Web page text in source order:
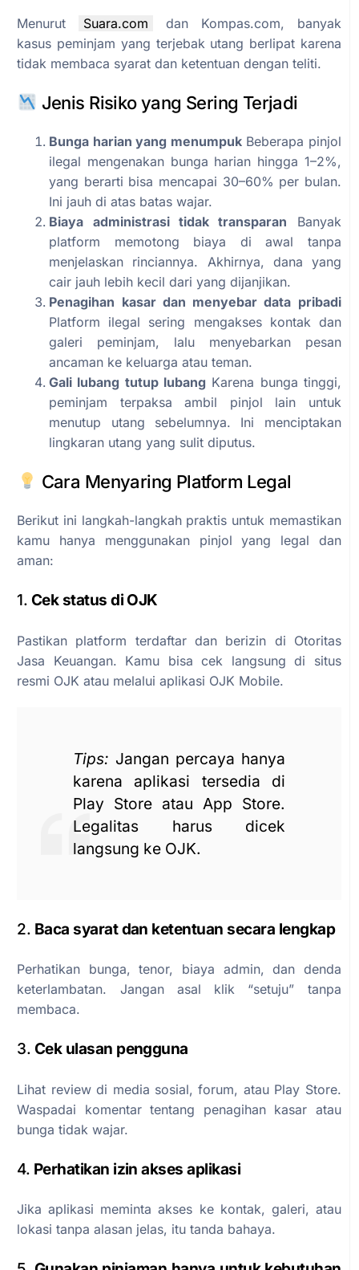
Menurut Suara.com
dan Kompas.com, banyak
kasus peminjam yang terjebak utang berlipat karena
tidak membaca syarat dan ketentuan dengan teliti.
Jenis Risiko yang Sering Terjadi
Bunga harian yang menumpukBeberapa pinjol
ilegal mengenakan bunga harian hingga 1–2%,
yang berarti bisa mencapai 30–60% per bulan.
Ini jauh di atas batas wajar.
Biaya administrasi tidak transparan Banyak
platform memotong biaya di awal tanpa
menjelaskan rinciannya. Akhirnya, dana yang
cair jauh lebih kecil dari yang dijanjikan.
Penagihan kasar dan menyebar data pribadi
Platform ilegal sering mengakses kontak dan
galeri peminjam, lalu menyebarkan pesan
ancaman ke keluarga atau teman.
Gali lubang tutup lubang Karena bunga tinggi,
peminjam terpaksa ambil pinjol lain untuk
menutup utang sebelumnya. Ini menciptakan
lingkaran utang yang sulit diputus.
Cara Menyaring Platform Legal
Berikut ini langkah-langkah praktis untuk memastikan
kamu hanya menggunakan pinjol yang legal dan
aman:
1. Cek status di OJK
Pastikan platform terdaftar dan berizin di Otoritas
Jasa Keuangan. Kamu bisa cek langsung di situs
resmi OJK atau melalui aplikasi OJK Mobile.
Tips: Jangan percaya hanya
karena aplikasi tersedia di
Play Store atau App Store.
Legalitas harus dicek
langsung ke OJK.
2. Baca syarat dan ketentuan secara lengkap
Perhatikan bunga, tenor, biaya admin, dan denda
keterlambatan. Jangan asal klik “setuju” tanpa
membaca.
3. Cek ulasan pengguna
Lihat review di media sosial, forum, atau Play Store.
Waspadai komentar tentang penagihan kasar atau
bunga tidak wajar.
4. Perhatikan izin akses aplikasi
Jika aplikasi meminta akses ke kontak, galeri, atau
lokasi tanpa alasan jelas, itu tanda bahaya.